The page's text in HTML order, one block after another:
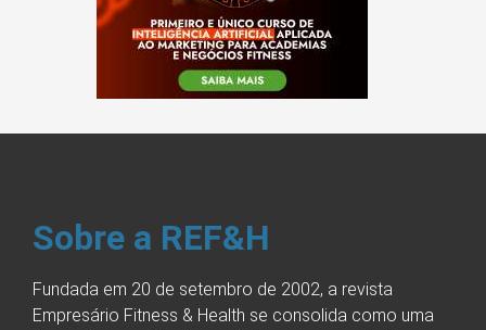
Sobre a REF&H
Fundada em 20 de setembro de 2002, a revista
Empresário Fitness & Health se consolida como uma